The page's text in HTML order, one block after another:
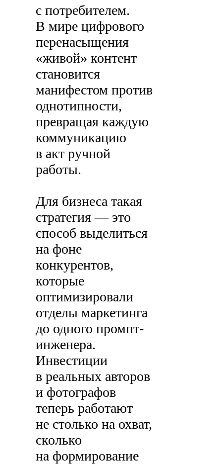
с потребителем.
В мире цифрового
перенасыщения
«живой» контент
становится
манифестом против
однотипности,
превращая каждую
коммуникацию
в акт ручной
работы.
Для бизнеса такая
стратегия — это
способ выделиться
на фоне
конкурентов,
которые
оптимизировали
отделы маркетинга
до одного промпт-
инженера.
Инвестиции
в реальных авторов
и фотографов
теперь работают
не столько на охват,
сколько
на формирование